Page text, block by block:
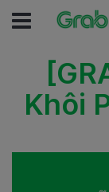
Khôi